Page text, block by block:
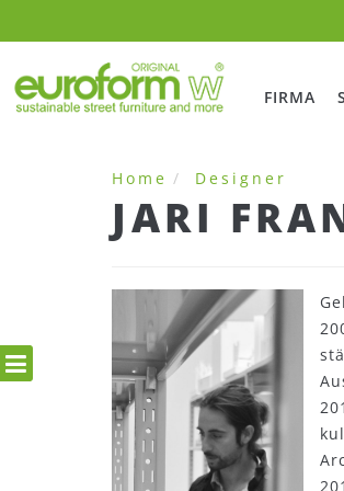
FIRMA
Home Designer
JARI